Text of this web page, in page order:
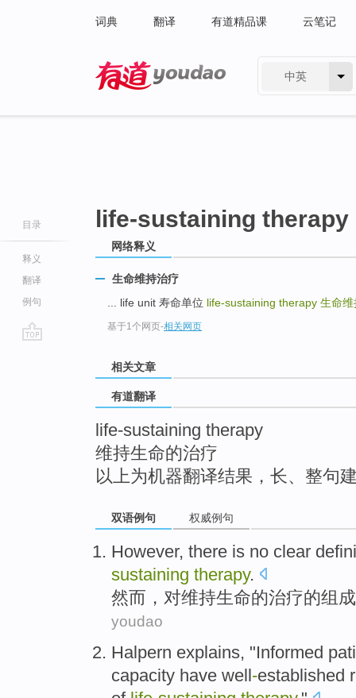
词典 翻译 有道精品课 云笔记
中英
目录
释义
翻译
例句
life-sustaining therapy
网络释义
生命维持治疗
... life unit 寿命单位 life-sustaining therapy 生命
基于1个网页-相关网页
相关文章
有道翻译
life-sustaining therapy
维持生命的治疗
以上为机器翻译结果，长、整句
双语例句 权威例句
However, there is no clear
sustaining therapy.
然而 ，对维持生命的治疗的组成
youdao
Halpern explains, "Informed
capacity have well-established